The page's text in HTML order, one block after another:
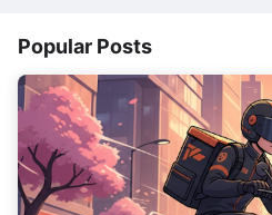
Popular Posts